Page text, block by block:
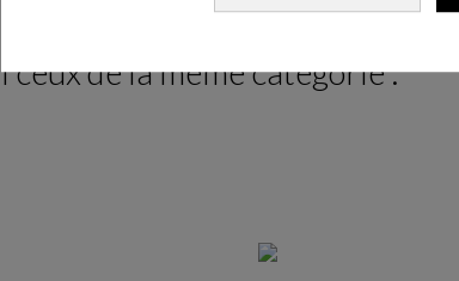
de la même catégorie :